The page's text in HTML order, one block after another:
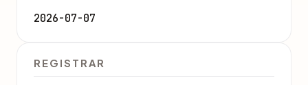
2026-07-07
REGISTRAR